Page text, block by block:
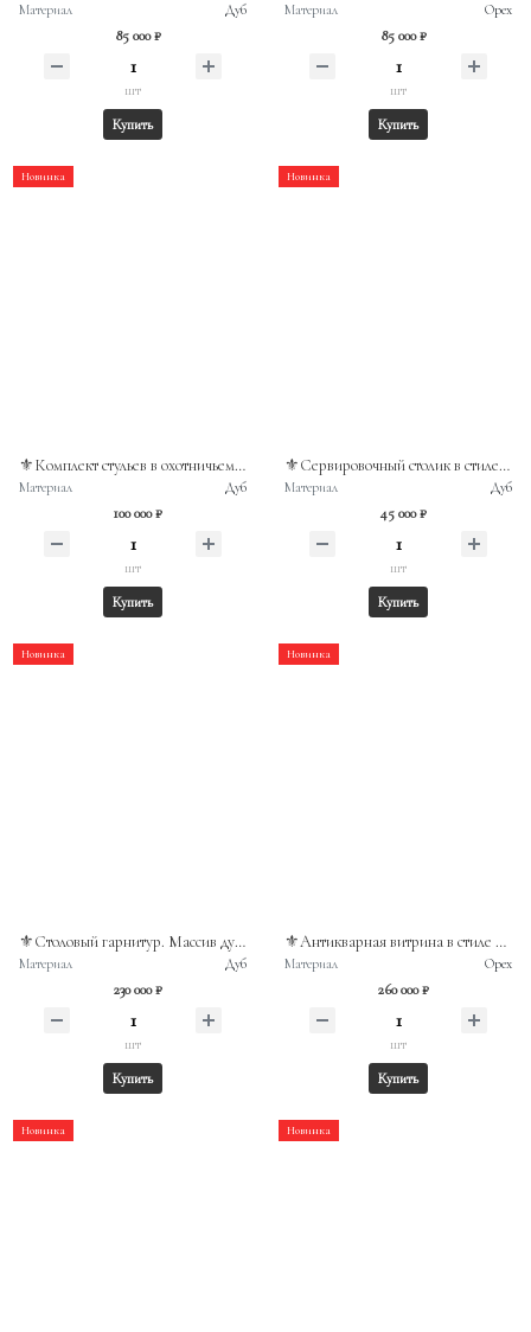
Материал Дуб
85 000 ₽
шт
Купить
Материал Орех
85 000 ₽
шт
Купить
Новинка
⚜️Комплект стульев в охотничьем стиле. Массив дуба. Франция, конец XIXв
Материал Дуб
100 000 ₽
шт
Купить
Новинка
⚜️Сервировочный столик в стиле брутализм. Массив дуба. Германия.
Материал Дуб
45 000 ₽
шт
Купить
Новинка
⚜️Столовый гарнитур. Массив дуба, сельский стиль. ФРГ, вторая половина XXв.
Материал Дуб
230 000 ₽
шт
Купить
Новинка
⚜️Антикварная витрина в стиле историзм. Массив ореха. Франция, конец XIXв
Материал Орех
260 000 ₽
шт
Купить
Новинка Новинка